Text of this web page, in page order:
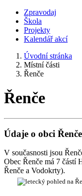
Zpravodaj
Škola
Projekty
Kalendář akcí
Úvodní stránka
Místní části
Řenče
Řenče
Údaje o obci Řenče
V současnosti jsou
Obec Řenče má 7 částí
Řenče a Vodokrty).